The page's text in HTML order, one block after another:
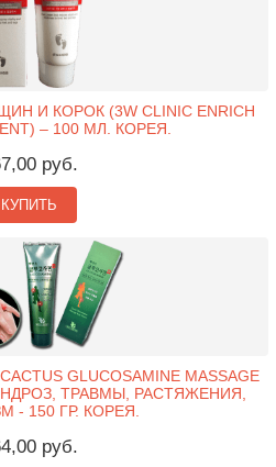
И КОРОК (3W CLINIC ENRICH
– 100 МЛ. КОРЕЯ.
руб.
КУПИТЬ
GLUCOSAMINE MASSAGE
ТРАВМЫ, РАСТЯЖЕНИЯ,
- 150 ГР. КОРЕЯ.
руб.